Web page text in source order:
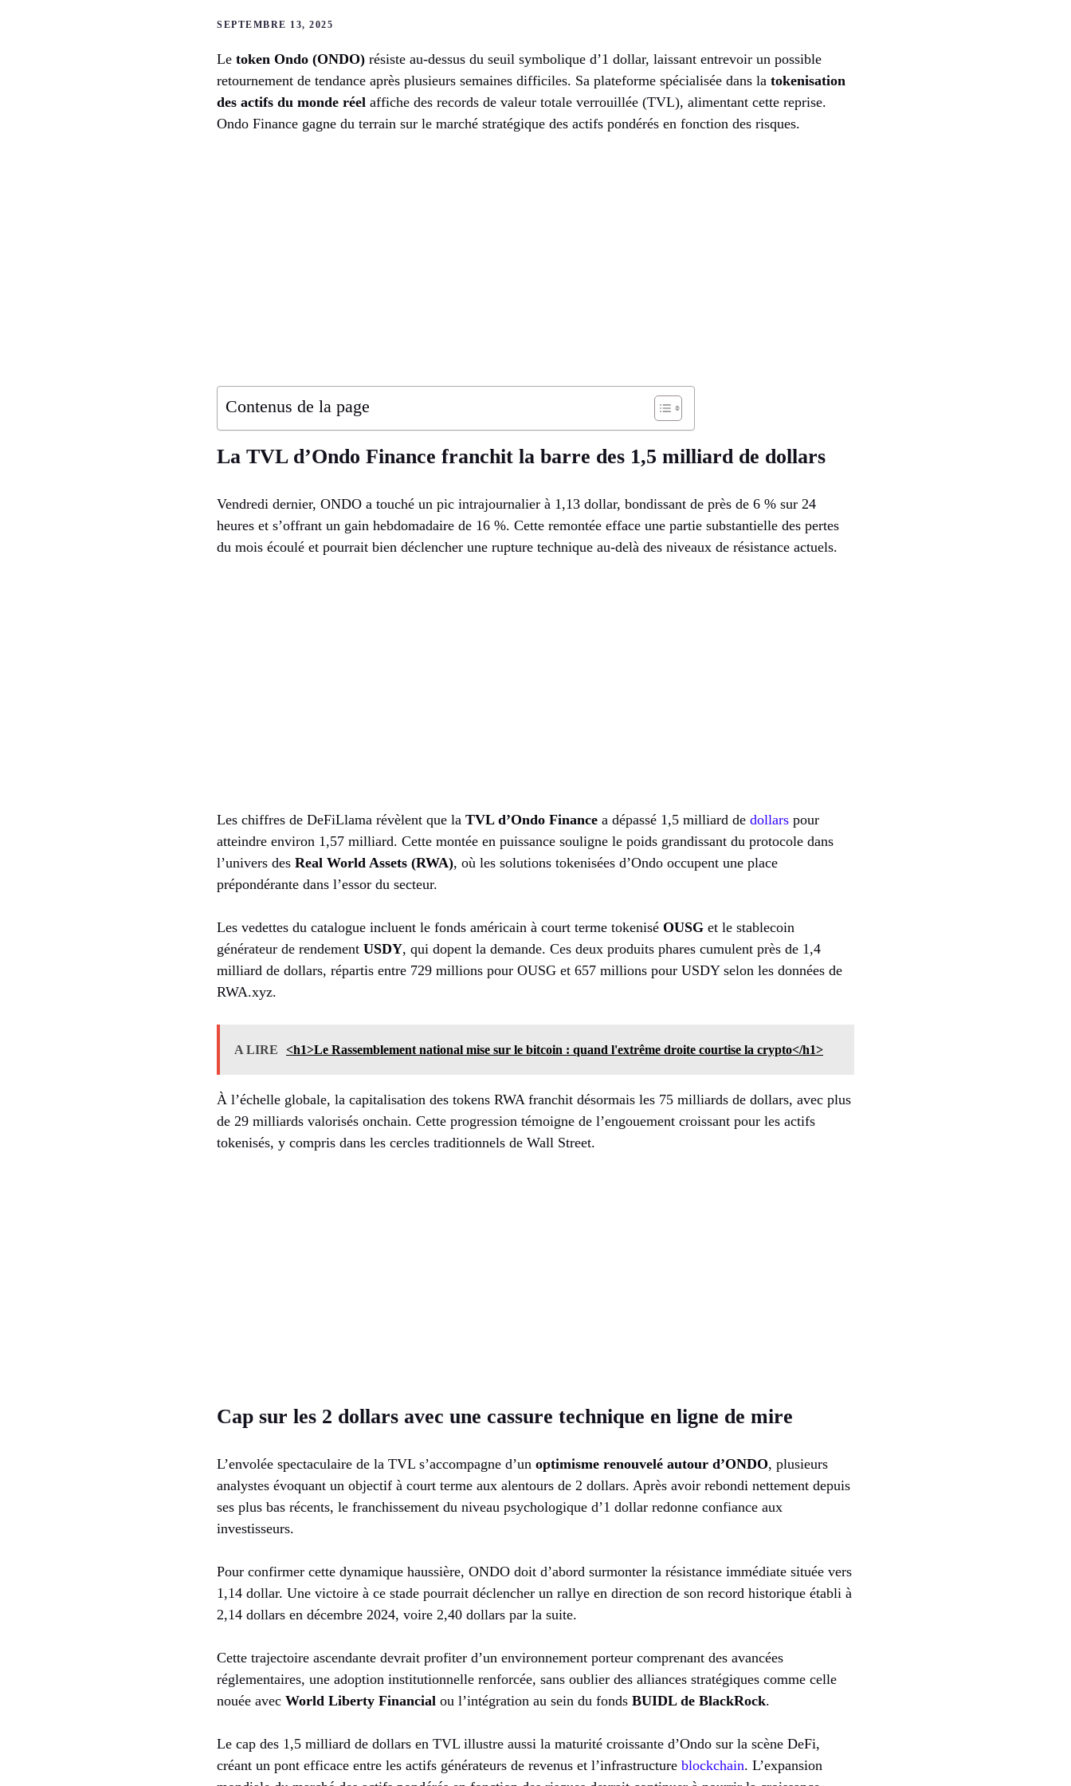
SEPTEMBRE 13, 2025
Le token Ondo (ONDO) résiste au-dessus du seuil symbolique d’1 dollar, laissant entrevoir un possible
retournement de tendance après plusieurs semaines difficiles. Sa plateforme spécialisée dans la tokenisation
des actifs du monde réel affiche des records de valeur totale verrouillée (TVL), alimentant cette reprise.
Ondo Finance gagne du terrain sur le marché stratégique des actifs pondérés en fonction des risques.
Contenus de la page
La TVL d’Ondo Finance franchit la barre des 1,5 milliard de dollars
Vendredi dernier, ONDO a touché un pic intrajournalier à 1,13 dollar, bondissant de près de 6 % sur 24
heures et s’offrant un gain hebdomadaire de 16 %. Cette remontée efface une partie substantielle des pertes
du mois écoulé et pourrait bien déclencher une rupture technique au-delà des niveaux de résistance actuels.
Les chiffres de DeFiLlama révèlent que la TVL d’Ondo Finance a dépassé 1,5 milliard de dollars pour
atteindre environ 1,57 milliard. Cette montée en puissance souligne le poids grandissant du protocole dans
l’univers des Real World Assets (RWA), où les solutions tokenisées d’Ondo occupent une place
prépondérante dans l’essor du secteur.
Les vedettes du catalogue incluent le fonds américain à court terme tokenisé OUSG et le stablecoin
générateur de rendement USDY, qui dopent la demande. Ces deux produits phares cumulent près de 1,4
milliard de dollars, répartis entre 729 millions pour OUSG et 657 millions pour USDY selon les données de
RWA.xyz.
A LIRE <h1>Le Rassemblement national mise sur le bitcoin : quand l'extrême droite courtise la crypto</h1>
À l’échelle globale, la capitalisation des tokens RWA franchit désormais les 75 milliards de dollars, avec plus
de 29 milliards valorisés onchain. Cette progression témoigne de l’engouement croissant pour les actifs
tokenisés, y compris dans les cercles traditionnels de Wall Street.
Cap sur les 2 dollars avec une cassure technique en ligne de mire
L’envolée spectaculaire de la TVL s’accompagne d’un optimisme renouvelé autour d’ONDO, plusieurs
analystes évoquant un objectif à court terme aux alentours de 2 dollars. Après avoir rebondi nettement depuis
ses plus bas récents, le franchissement du niveau psychologique d’1 dollar redonne confiance aux
investisseurs.
Pour confirmer cette dynamique haussière, ONDO doit d’abord surmonter la résistance immédiate située vers
1,14 dollar. Une victoire à ce stade pourrait déclencher un rallye en direction de son record historique établi à
2,14 dollars en décembre 2024, voire 2,40 dollars par la suite.
Cette trajectoire ascendante devrait profiter d’un environnement porteur comprenant des avancées
réglementaires, une adoption institutionnelle renforcée, sans oublier des alliances stratégiques comme celle
nouée avec World Liberty Financial ou l’intégration au sein du fonds BUIDL de BlackRock.
Le cap des 1,5 milliard de dollars en TVL illustre aussi la maturité croissante d’Ondo sur la scène DeFi,
créant un pont efficace entre les actifs générateurs de revenus et l’infrastructure blockchain. L’expansion